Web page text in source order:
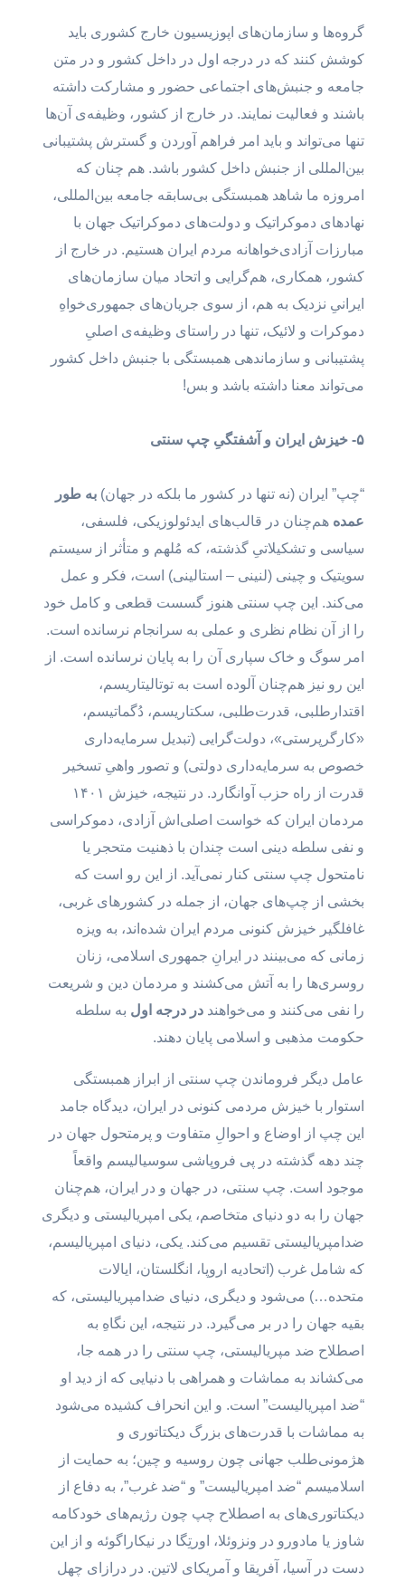
گروه‌ها و سازمان‌های اپوزیسیون خارج کشوری باید
کوشش کنند که در درجه اول در داخل کشور و در متن
جامعه و جنبش‌های اجتماعی حضور و مشارکت داشته
باشند و فعالیت نمایند. در خارج از کشور، وظیفه‌ی آن‌ها
تنها می‌تواند و باید امر فراهم آوردن و گسترش پشتیبانی
بین‌المللی از جنبش داخل کشور باشد. هم چنان که
امروزه ما شاهد همبستگی بی‌سابقه جامعه بین‌المللی،
نهادهای دموکراتیک و دولت‌های دموکراتیک جهان با
مبارزات آزادی‌خواهانه مردم ایران هستیم. در خارج از
کشور، همکاری، هم‌گرایی و اتحاد میان سازمان‌های
ایرانیِ نزدیک به هم، از سوی جریان‌های جمهوری‌خواهِ
دموکرات و لائیک، تنها در راستای وظیفه‌ی اصلیِ
پشتیبانی و سازماندهی همبستگی با جنبش داخل کشور
می‌تواند معنا داشته باشد و بس!
۵- خیزش ایران و آشفتگیِ چپ سنتی
“چپ” ایران (نه تنها در کشور ما بلکه در جهان) به طور
عمده هم‌چنان در قالب‌های ایدئولوزیکی، فلسفی،
سیاسی و تشکیلاتیِ گذشته، که مُلهم و متأثر از سیستم
سویتیک و چینی (لنینی – استالینی) است، فکر و عمل
می‌کند. این چپ سنتی هنوز گسست قطعی و کامل خود
را از آن نظام نظری و عملی به سرانجام نرسانده است.
امر سوگ و خاک‌ ‌سپاری آن را به پایان نرسانده است. از
این رو نیز هم‌چنان آلوده است به توتالیتاریسم،
اقتدارطلبی، قدرت‌طلبی، سکتاریسم، دُگماتیسم،
«کارگر‌پرستی»، دولت‌گرایی (تبدیل سرمایه‌داری
خصوص به سرمایه‌داری دولتی) و تصور واهیِ تسخیر
قدرت از راه حزب آوانگارد. در نتیجه، خیزش ۱۴۰۱
مردمان ایران که خواست اصلی‌اش آزادی، دموکراسی
و نفی سلطه دینی است چندان با ذهنیت متحجر یا
نامتحول چپ سنتی کنار نمی‌آید. از این رو است که
بخشی از چپ‌های جهان، از جمله در کشورهای غربی،
غافلگیر خیزش کنونی مردم ایران شده‌اند، به ویزه
زمانی که می‌بینند در ایرانِ جمهوری اسلامی، زنان
روسری‌ها را به آتش می‌کشند و مردمان دین و شریعت
را نفی می‌کنند و می‌خواهند در درجه اول به سلطه
حکومت مذهبی و اسلامی پایان دهند.
عامل دیگر فروماندن چپ سنتی از ابراز همبستگی
استوار با خیزش مردمی کنونی در ایران، دیدگاه جامد
این چپ از اوضاع و احوالِ متفاوت و پرمتحول جهان در
چند دهه گذشته در پی فروپاشی سوسیالیسم واقعاً
موجود است. چپ سنتی، در جهان و در ایران، هم‌چنان
جهان را به دو دنیای متخاصم، یکی امپریالیستی و دیگری
ضدامپریالیستی تقسیم می‌کند. یکی، دنیای امپریالیسم،
که شامل غرب (اتحادیه اروپا، انگلستان، ایالات
متحده…) می‌شود و دیگری، دنیای ضدامپریالیستی، که
بقیه جهان را در بر می‌گیرد. در نتیجه‌، این نگاهِ به
اصطلاح ضد مپریالیستی، چپ سنتی را در همه جا،
می‌کشاند به مماشات و همراهی با دنیایی که از دید او
“ضد امپریالیست” است. و این انحراف کشیده می‌شود
به مماشات با قدرت‌های بزرگ دیکتاتوری و
هژمونی‌طلب جهانی چون روسیه و چین؛ به حمایت از
اسلامیسم “ضد امپریالیست” و “ضد غرب”، به دفاع از
دیکتاتوری‌های به اصطلاح چپ چون رژیم‌های خودکامه
شاوز یا مادورو در ونزوئلا، اورتِگا در نیکاراگوئه و از این
دست در آسیا، آفریقا و آمریکای لاتین. در درازای چهل